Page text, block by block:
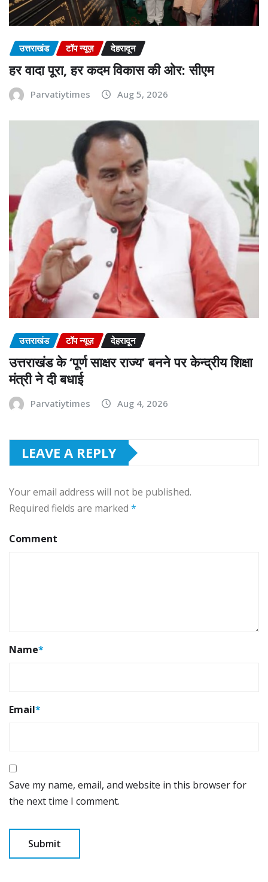
उत्तराखंड टॉप न्यूज़ देहरादून
हर वादा पूरा, हर कदम विकास की ओर: सीएम
Parvatiytimes Aug 5, 2026
उत्तराखंड टॉप न्यूज़ देहरादून
उत्तराखंड के ‘पूर्ण साक्षर राज्य’ बनने पर केन्द्रीय शिक्षा
मंत्री ने दी बधाई
Parvatiytimes Aug 4, 2026
LEAVE A REPLY
Your email address will not be published.
Required fields are marked *
Comment
Name*
Email*
Save my name, email, and website in this browser for
the next time I comment.